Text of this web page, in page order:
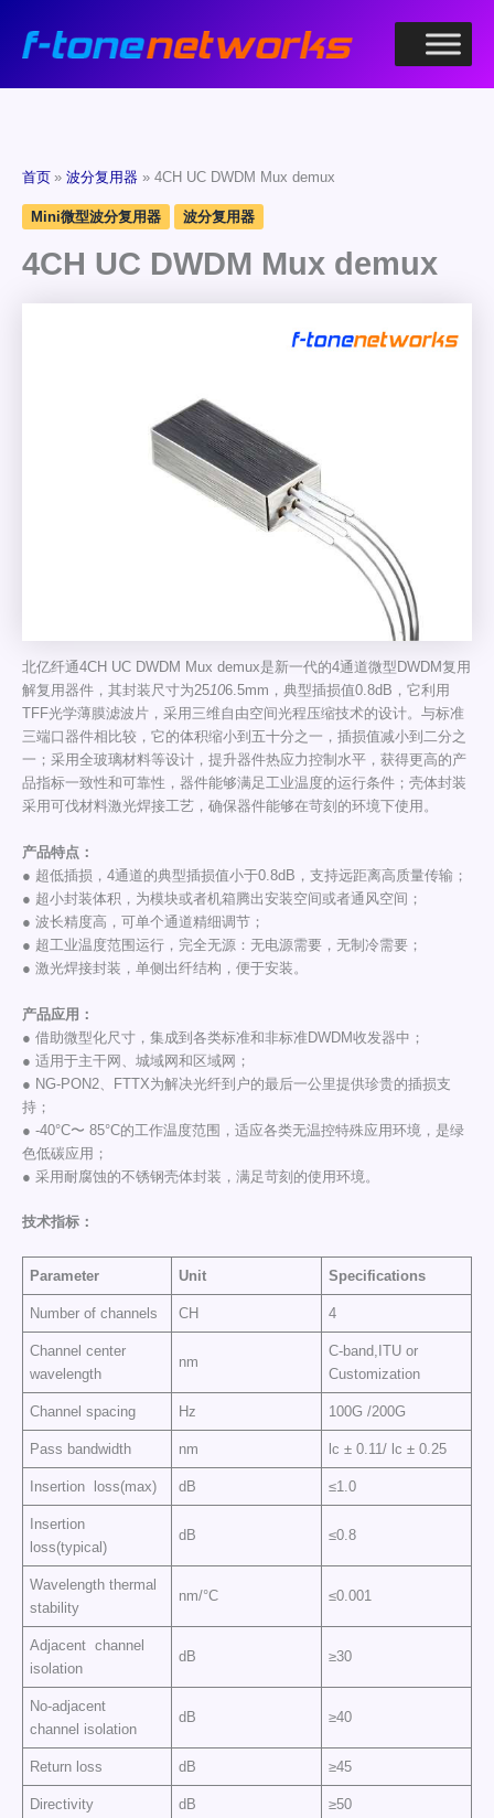
首页 波分复用器 4CH UC DWDM Mux demux
Mini微型波分复用器 波分复用器
4CH UC DWDM Mux demux
北亿纤通4CH UC DWDM Mux demux是新一代的4通道微型DWDM复用
解复用器件，其封装尺寸为25106.5mm，典型插损值0.8dB，它利用
TFF光学薄膜滤波片，采用三维自由空间光程压缩技术的设计。与标准
三端口器件相比较，它的体积缩小到五十分之一，插损值减小到二分之
一；采用全玻璃材料等设计，提升器件热应力控制水平，获得更高的产
品指标一致性和可靠性，器件能够满足工业温度的运行条件；壳体封装
采用可伐材料激光焊接工艺，确保器件能够在苛刻的环境下使用。
产品特点：
● 超低插损，4通道的典型插损值小于0.8dB，支持远距离高质量传输；
● 超小封装体积，为模块或者机箱腾出安装空间或者通风空间；
● 波长精度高，可单个通道精细调节；
● 超工业温度范围运行，完全无源：无电源需要，无制冷需要；
● 激光焊接封装，单侧出纤结构，便于安装。
产品应用：
● 借助微型化尺寸，集成到各类标准和非标准DWDM收发器中；
● 适用于主干网、城域网和区域网；
● NG-PON2、FTTX为解决光纤到户的最后一公里提供珍贵的插损支
持；
● -40°C〜 85°C的工作温度范围，适应各类无温控特殊应用环境，是绿
色低碳应用；
● 采用耐腐蚀的不锈钢壳体封装，满足苛刻的使用环境。
技术指标：
Parameter Unit Specifications
Number of channels CH 4
Channel center
wavelength
nm
C-band,ITU or
Customization
Channel spacing Hz 100G /200G
Pass bandwidth nm lc ± 0.11/ lc ± 0.25
Insertion loss(max) dB ≤1.0
Insertion
loss(typical)
dB ≤0.8
Wavelength thermal
stability
nm/°C ≤0.001
Adjacent channel
isolation
dB ≥30
No-adjacent
channel isolation
dB ≥40
Return loss dB ≥45
Directivity dB ≥50